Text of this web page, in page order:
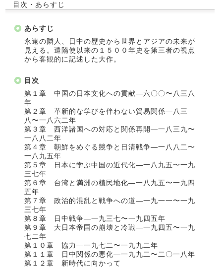
目次・あらすじ
あらすじ
永遠の隣人、日中の歴史から世界とアジアの未来が
見える。遣隋使以来の１５００年史を第三者の視点
から客観的に記述した大作。
目次
第１章 中国の日本文化への貢献―六〇〇〜八三八
年
第２章 革新的な学びを伴わない貿易関係―八三
八〜一八六二年
第３章 西洋諸国への対応と関係再開―一八三九〜
一八八二年
第４章 朝鮮をめぐる競争と日清戦争―一八八二〜
一八九五年
第５章 日本に学ぶ中国の近代化―一八九五〜一九
三七年
第６章 台湾と満洲の植民地化―一八九五〜一九四
五年
第７章 政治的混乱と戦争への道―一九一一〜一九
三七年
第８章 日中戦争―一九三七〜一九四五年
第９章 大日本帝国の崩壊と冷戦―一九四五〜一九
七二年
第１０章 協力―一九七二〜一九九二年
第１１章 日中関係の悪化―一九九二〜二〇一八年
第１２章 新時代に向かって